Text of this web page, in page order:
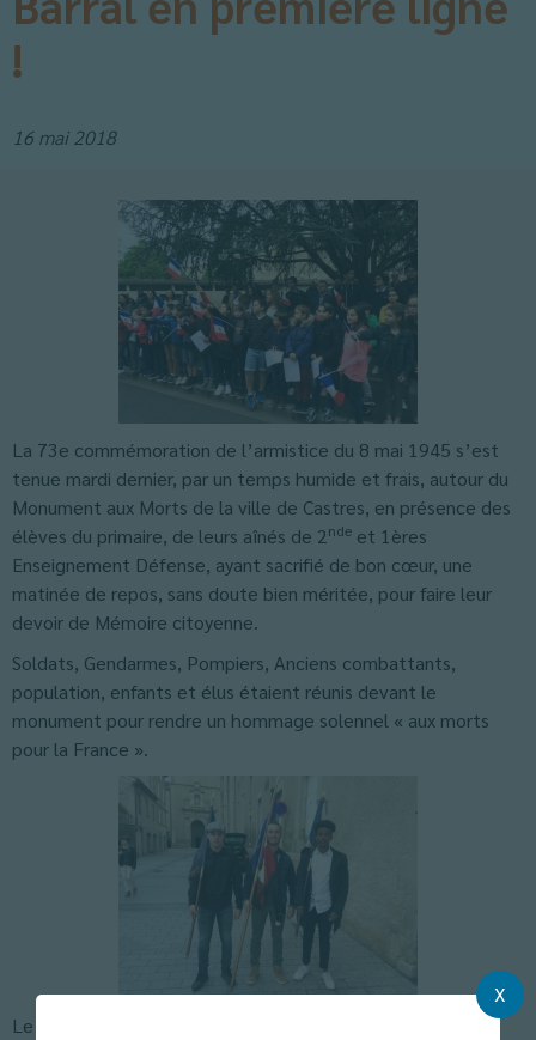
X
!
16 mai 2018
La 73e commémoration de l’armistice du 8 mai 1945 s’est
tenue mardi dernier, par un temps humide et frais, autour du
Monument aux Morts de la ville de Castres, en présence des
élèves du primaire, de leurs aînés de 2nde et 1ères
Enseignement Défense, ayant sacrifié de bon cœur, une
matinée de repos, sans doute bien méritée, pour faire leur
devoir de Mémoire citoyenne.
Soldats, Gendarmes, Pompiers, Anciens combattants,
population, enfants et élus étaient réunis devant le
monument pour rendre un hommage solennel « aux morts
pour la France ».
Le Colonel Debray, Chef de corps du 8